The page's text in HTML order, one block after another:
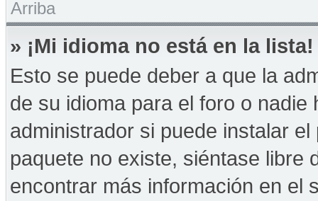
Arriba
» ¡Mi idioma no está en la lista!
Esto se puede deber a que la
de su idioma para el foro o
administrador si puede instalar
paquete no existe, siéntase libre
encontrar más información en el